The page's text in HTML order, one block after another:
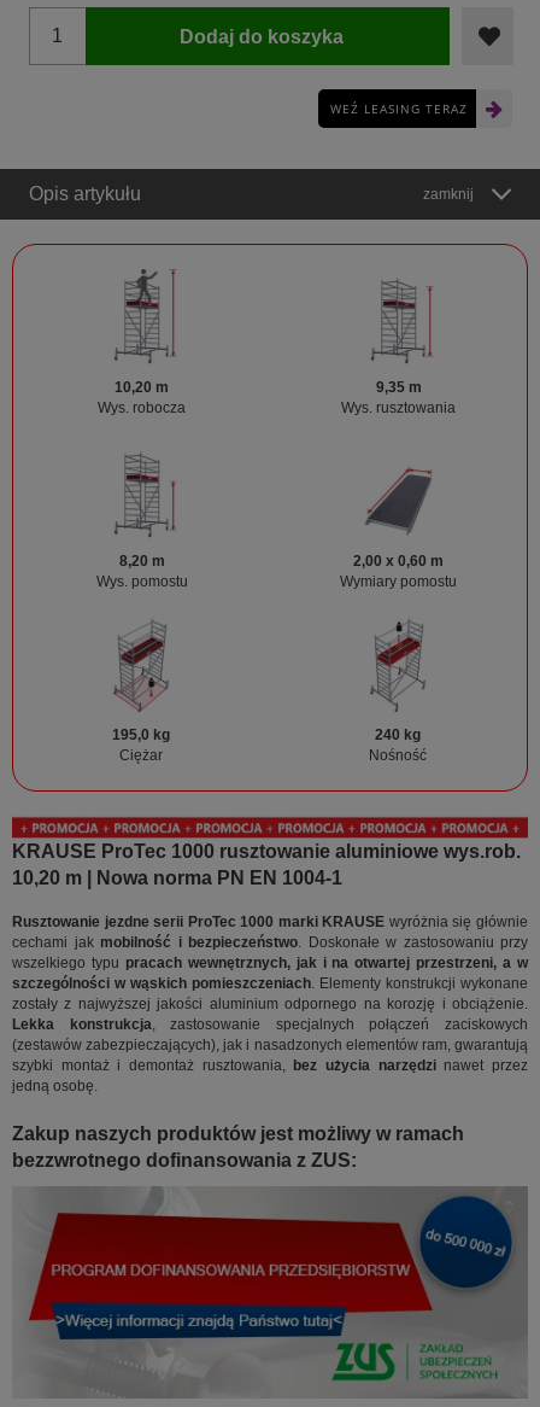
Dodaj do koszyka
WEŹ LEASING TERAZ
Opis artykułu zamknij
10,20 m
Wys. robocza
9,35 m
Wys. rusztowania
8,20 m
Wys. pomostu
2,00 x 0,60 m
Wymiary pomostu
195,0 kg
Ciężar
240 kg
Nośność
KRAUSE ProTec 1000 rusztowanie aluminiowe wys.rob.
10,20 m | Nowa norma PN EN 1004-1
Rusztowanie jezdne serii ProTec 1000 marki KRAUSE wyróżnia się głównie
cechami jak mobilność i bezpieczeństwo . Doskonałe w zastosowaniu przy
wszelkiego typu pracach wewnętrznych, jak i na otwartej przestrzeni, a w
szczególności w wąskich pomieszczeniach . Elementy konstrukcji wykonane
zostały z najwyższej jakości aluminium odpornego na korozję i obciążenie.
Lekka konstrukcja , zastosowanie specjalnych połączeń zaciskowych
(zestawów zabezpieczających), jak i nasadzonych elementów ram, gwarantują
szybki montaż i demontaż rusztowania, bez użycia narzędzinawet przez
jedną osobę.
Zakup naszych produktów jest możliwy w ramach
bezzwrotnego dofinansowania z ZUS: